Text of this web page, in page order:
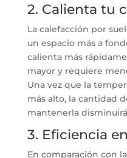
2. Calienta tu
La calefacción por
un espacio más a
calienta más
mayor y requiere
Una vez que la
más alto, la cantidad
mantenerla
3. Eficiencia
En comparación con